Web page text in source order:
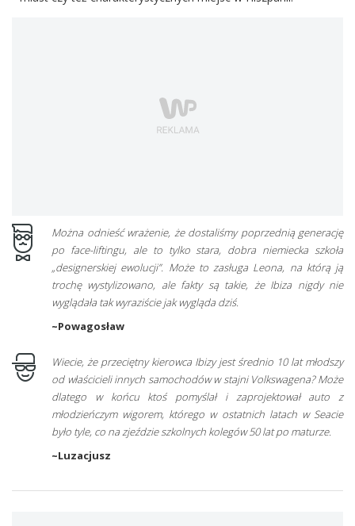
Można odnieść wrażenie, że dostaliśmy poprzednią generację
po face-liftingu, ale to tylko stara, dobra niemiecka szkoła
„designerskiej ewolucji”. Może to zasługa Leona, na którą ją
trochę wystylizowano, ale fakty są takie, że Ibiza nigdy nie
wyglądała tak wyraziście jak wygląda dziś.
~Powagosław
Wiecie, że przeciętny kierowca Ibizy jest średnio 10 lat młodszy
od właścicieli innych samochodów w stajni Volkswagena? Może
dlatego w końcu ktoś pomyślał i zaprojektował auto z
młodzieńczym wigorem, którego w ostatnich latach w Seacie
było tyle, co na zjeździe szkolnych kolegów 50 lat po maturze.
~Luzacjusz